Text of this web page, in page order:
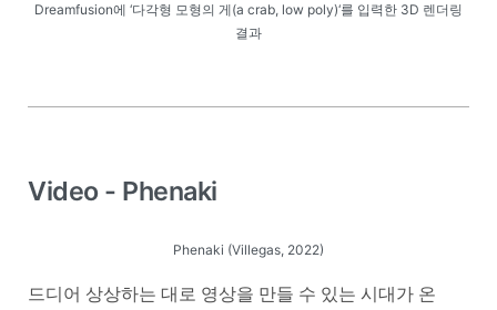
Dreamfusion에 ‘다각형 모형의 게(a crab, low poly)‘를 입력한 3D 렌더링
결과
Video - Phenaki
Phenaki (Villegas, 2022)
드디어 상상하는 대로 영상을 만들 수 있는 시대가 온